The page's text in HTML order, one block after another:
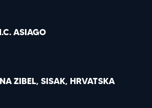
ASIAGO
ZIBEL, SISAK, HRVATSKA